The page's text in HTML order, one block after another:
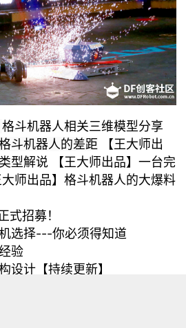
格斗机器人相关三维模型分享
斗机器人的差距
【王大师出
型解说
【王大师出品】一台完
大师出品】格斗机器人的大爆料
式招募！
选择---你必须得知道
验
设计【持续更新】